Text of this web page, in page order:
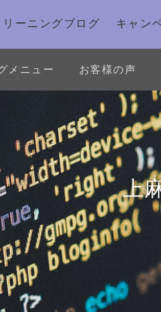
ーニングブログ キャン
メニュー お客様の声
上